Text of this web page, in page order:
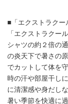
■「エクストラクー
「エクストラクー
シャツの約２倍の
の炎天下で暑さの
でカットして体を
時の汗や部屋干し
に清潔感や身だし
暑い季節を快適に